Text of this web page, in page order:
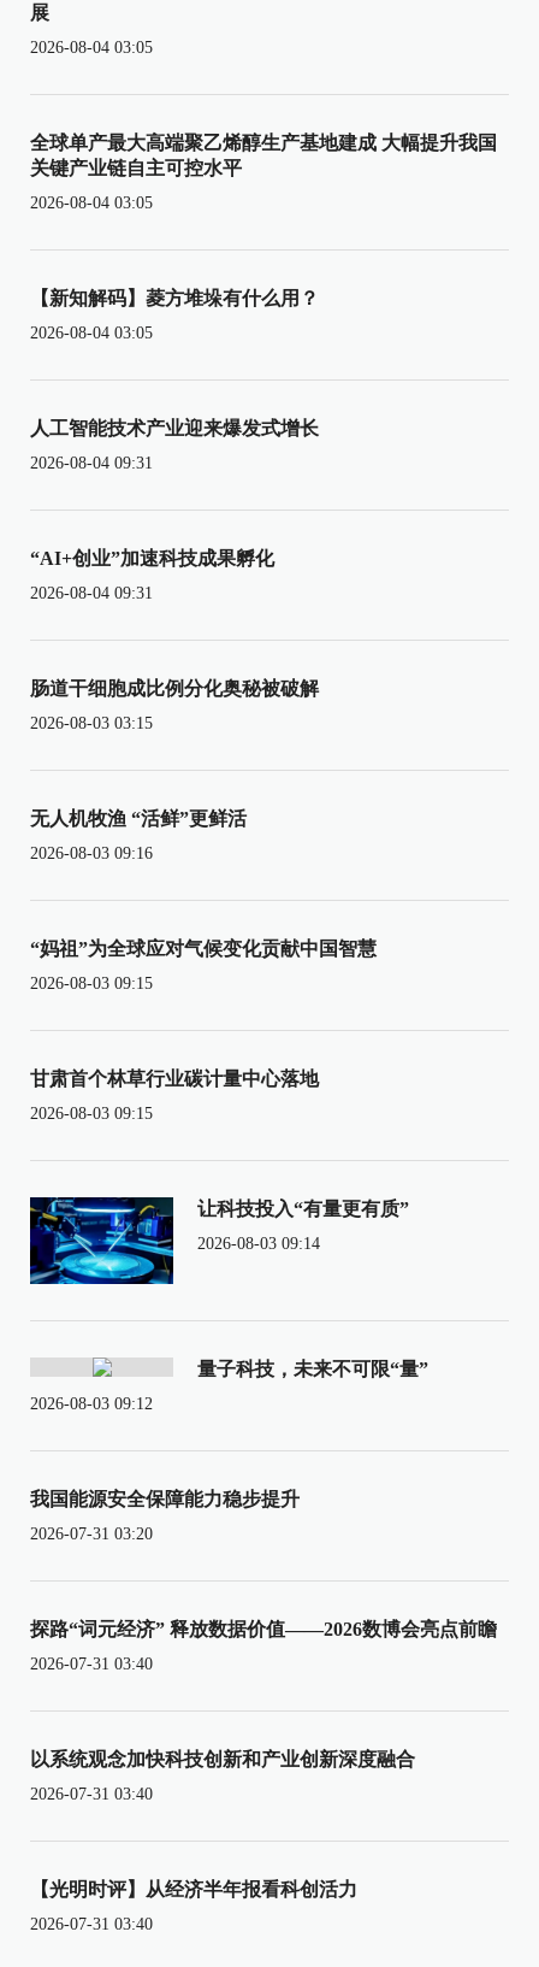
展
2026-08-04 03:05
全球单产最大高端聚乙烯醇生产基地建成 大幅提升我国
关键产业链自主可控水平
2026-08-04 03:05
【新知解码】菱方堆垛有什么用？
2026-08-04 03:05
人工智能技术产业迎来爆发式增长
2026-08-04 09:31
“AI+创业”加速科技成果孵化
2026-08-04 09:31
肠道干细胞成比例分化奥秘被破解
2026-08-03 03:15
无人机牧渔 “活鲜”更鲜活
2026-08-03 09:16
“妈祖”为全球应对气候变化贡献中国智慧
2026-08-03 09:15
甘肃首个林草行业碳计量中心落地
2026-08-03 09:15
让科技投入“有量更有质”
2026-08-03 09:14
量子科技，未来不可限“量”
2026-08-03 09:12
我国能源安全保障能力稳步提升
2026-07-31 03:20
探路“词元经济” 释放数据价值——2026数博会亮点前瞻
2026-07-31 03:40
以系统观念加快科技创新和产业创新深度融合
2026-07-31 03:40
【光明时评】从经济半年报看科创活力
2026-07-31 03:40